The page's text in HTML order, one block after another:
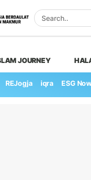
JOURNEY
REJogja iqra ESG